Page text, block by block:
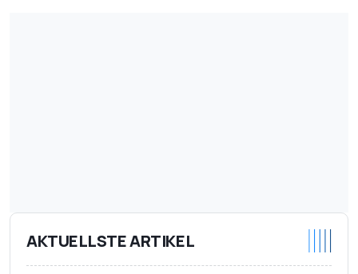
AKTUELLSTE ARTIKEL